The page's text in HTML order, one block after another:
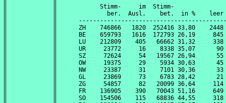
Stimm-     im  Stimm-
ber.  Ausl.    bet.  in %
ZH    746866   1820  252416 33,80
BE    659793   1616  172793 26,19
LU    212809    405   66662 31,32
UR     23772     16    8338 35,07
SZ     72624     54   19567 26,94
OW     19375     29    5934 30,63
NW     23387     31    7101 30,36
GL     23869     73    6783 28,42
ZG     54857     82   20099 36,64
FR    136905    390   70043 51,16
SO    154506    115   68836 44,55